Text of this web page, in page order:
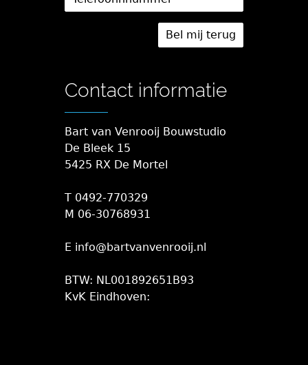
Contact informatie
Bart van Venrooij Bouwstudio
De Bleek 15
5425 RX De Mortel
T 0492-770329
M 06-30768931
E info@bartvanvenrooij.nl
BTW: NL001892651B93
KvK Eindhoven: